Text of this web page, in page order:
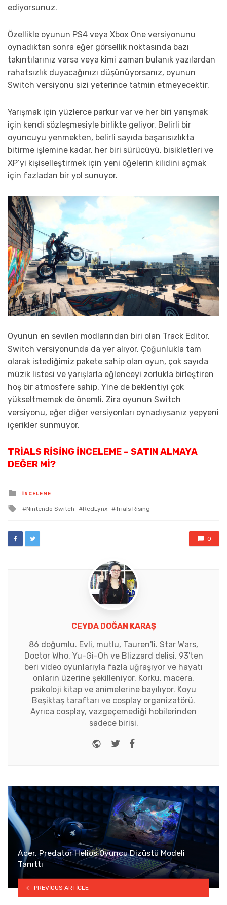
ediyorsunuz.
Özellikle oyunun PS4 veya Xbox One versiyonunu
oynadıktan sonra eğer görsellik noktasında bazı
takıntılarınız varsa veya kimi zaman bulanık yazılardan
rahatsızlık duyacağınızı düşünüyorsanız, oyunun
Switch versiyonu sizi yeterince tatmin etmeyecektir.
Yarışmak için yüzlerce parkur var ve her biri yarışmak
için kendi sözleşmesiyle birlikte geliyor. Belirli bir
oyuncuyu yenmekten, belirli sayıda başarısızlıkta
bitirme işlemine kadar, her biri sürücüyü, bisikletleri ve
XP’yi kişiselleştirmek için yeni öğelerin kilidini açmak
için fazladan bir yol sunuyor.
Oyunun en sevilen modlarından biri olan Track Editor,
Switch versiyonunda da yer alıyor. Çoğunlukla tam
olarak istediğimiz pakete sahip olan oyun, çok sayıda
müzik listesi ve yarışlarla eğlenceyi zorlukla birleştiren
hoş bir atmosfere sahip. Yine de beklentiyi çok
yükseltmemek de önemli. Zira oyunun Switch
versiyonu, eğer diğer versiyonları oynadıysanız yepyeni
içerikler sunmuyor.
TRIALS RISING İNCELEME – SATIN ALMAYA
DEĞER MI?
Posted
in
İNCELEME
Tagged
Nintendo Switch RedLynx Trials Rising
0
CEYDA DOĞAN KARAŞ
86 doğumlu. Evli, mutlu, Tauren'li. Star Wars,
Doctor Who, Yu-Gi-Oh ve Blizzard delisi. 93'ten
beri video oyunlarıyla fazla uğraşıyor ve hayatı
onların üzerine şekilleniyor. Korku, macera,
psikoloji kitap ve animelerine bayılıyor. Koyu
Beşiktaş taraftarı ve cosplay organizatörü.
Ayrıca cosplay, vazgeçemediği hobilerinden
sadece birisi.
Website
Twitter
Acer, Predator Helios Oyuncu Dizüstü Modeli
Tanıttı
PREVIOUS ARTICLE